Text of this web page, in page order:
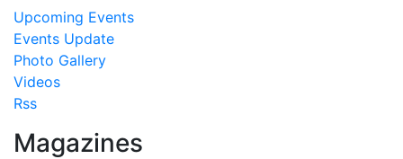
Upcoming Events
Events Update
Photo Gallery
Videos
Rss
Magazines